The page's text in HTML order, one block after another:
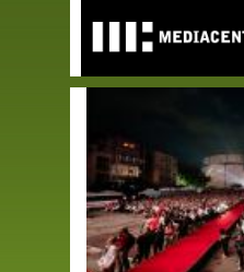
main
content